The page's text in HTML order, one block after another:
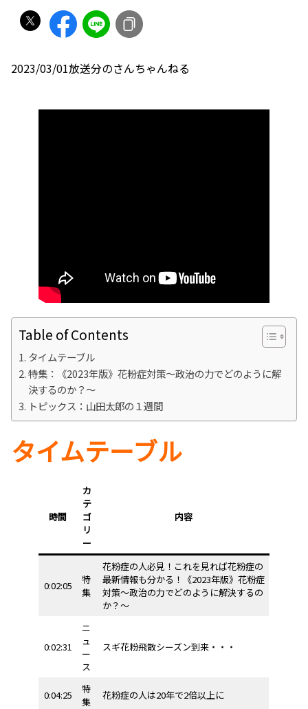
2023/03/01放送分のさんちゃんねる
Table of Contents
タイムテーブル
特集：《2023年版》花粉症対策〜政治の力でどのように解
決するのか？〜
トピックス：山田太郎の１週間
タイムテーブル
時間
カ
テ
ゴ
リ
ー
内容
0:02:05
特
集
花粉症の人必見！これを見れば花粉症の
最新情報も分かる！《2023年版》花粉症
対策〜政治の力でどのように解決するの
か？〜
0:02:31
ニ
ュ
ー
ス
スギ花粉飛散シーズン到来・・・
0:04:25
特
集
花粉症の人は20年で2倍以上に